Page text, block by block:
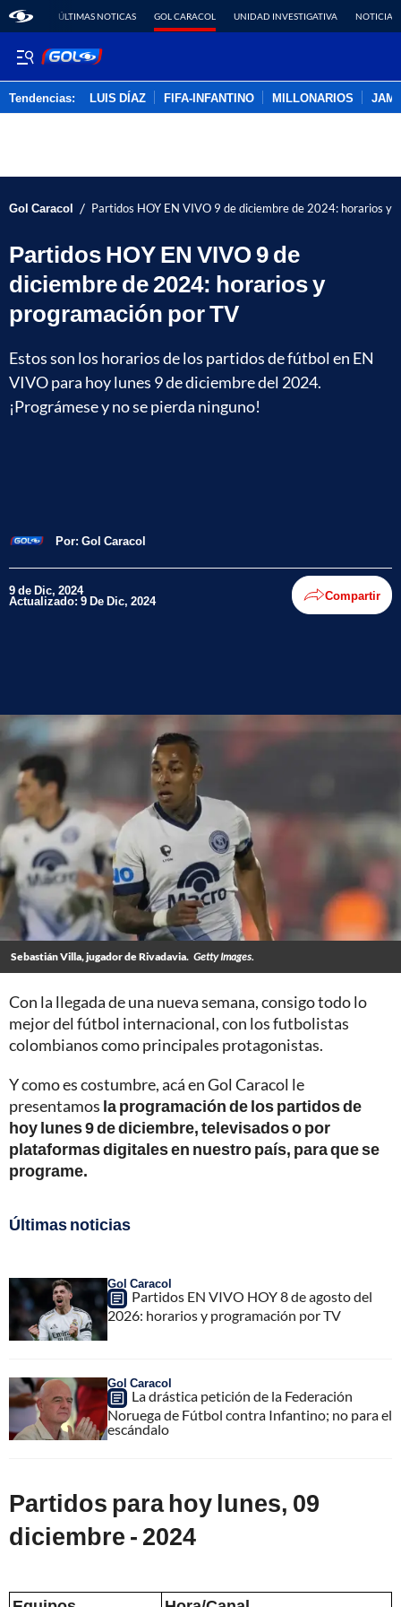
ÚLTIMAS NOTICAS GOL CARACOL UNIDAD INVESTIGATIVA NOTICIAS
Tendencias: LUIS DÍAZ FIFA-INFANTINO MILLONARIOS
Gol Caracol / Partidos HOY EN VIVO 9 de diciembre de 2024: horarios y
Partidos HOY EN VIVO 9 de
diciembre de 2024: horarios y
programación por TV
Estos son los horarios de los partidos de fútbol en EN
VIVO para hoy lunes 9 de diciembre del 2024.
¡Prográmese y no se pierda ninguno!
Por: Gol Caracol
9 de Dic, 2024
Actualizado: 9 De Dic, 2024 Compartir
Sebastián Villa, jugador de Rivadavia. Getty Images.
Con la llegada de una nueva semana, consigo todo lo
mejor del fútbol internacional, con los futbolistas
colombianos como principales protagonistas.
Y como es costumbre, acá en Gol Caracol le
presentamos la programación de los partidos de
hoy lunes 9 de diciembre, televisados o por
plataformas digitales en nuestro país, para que se
programe.
Últimas noticias
Gol Caracol
Partidos EN VIVO HOY 8 de agosto del
2026: horarios y programación por TV
Gol Caracol
La drástica petición de la Federación
Noruega de Fútbol contra Infantino; no para el
escándalo
Partidos para hoy lunes, 09
diciembre - 2024